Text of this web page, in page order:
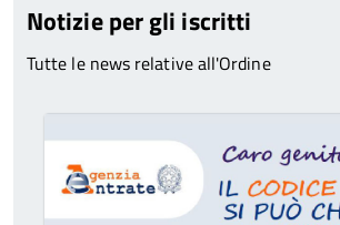
Notizie per gli iscritti
Tutte le news relative all'Ordine